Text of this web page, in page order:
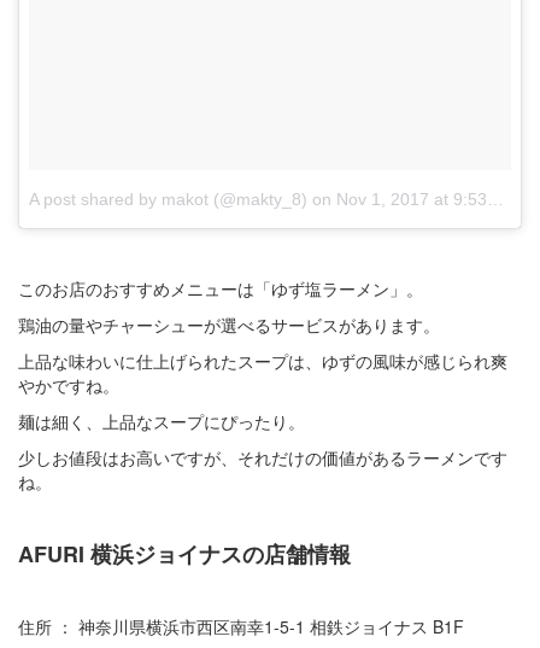
A post shared by makot (@makty_8) on Nov 1, 2017 at 9:53pm PDT
このお店のおすすめメニューは「ゆず塩ラーメン」。
鶏油の量やチャーシューが選べるサービスがあります。
上品な味わいに仕上げられたスープは、ゆずの風味が感じられ爽
やかですね。
麺は細く、上品なスープにぴったり。
少しお値段はお高いですが、それだけの価値があるラーメンです
ね。
AFURI 横浜ジョイナスの店舗情報
住所 ： 神奈川県横浜市西区南幸1-5-1 相鉄ジョイナス B1F